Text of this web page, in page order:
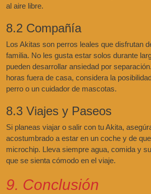
al aire libre.
8.2 Compañía
Los Akitas son perros leales que disfrutan
familia. No les gusta estar solos durante
pueden desarrollar ansiedad por
horas fuera de casa, considera la
perro o un cuidador de mascotas.
8.3 Viajes y Paseos
Si planeas viajar o salir con tu Akita,
acostumbrado a estar en un coche y de
microchip. Lleva siempre agua, comida y
que se sienta cómodo en el viaje.
9. Conclusión